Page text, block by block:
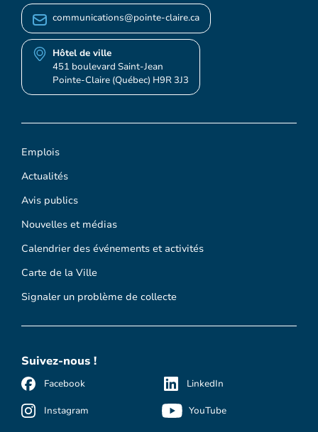
Emplois
Actualités
Avis publics
Nouvelles et médias
Calendrier des événements et activités
Carte de la Ville
Signaler un problème de collecte
communications@pointe-claire.ca
Hôtel de ville
451 boulevard Saint-Jean
Pointe-Claire (Québec) H9R 3J3
Suivez-nous !
Facebook
Instagram
LinkedIn
YouTube